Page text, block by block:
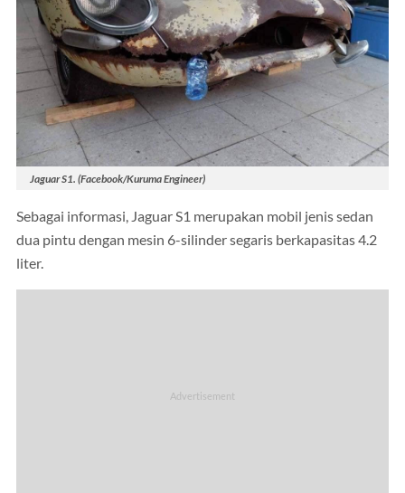
Jaguar S1. (Facebook/Kuruma Engineer)
Sebagai informasi, Jaguar S1 merupakan mobil jenis sedan
dua pintu dengan mesin 6-silinder segaris berkapasitas 4.2
liter.